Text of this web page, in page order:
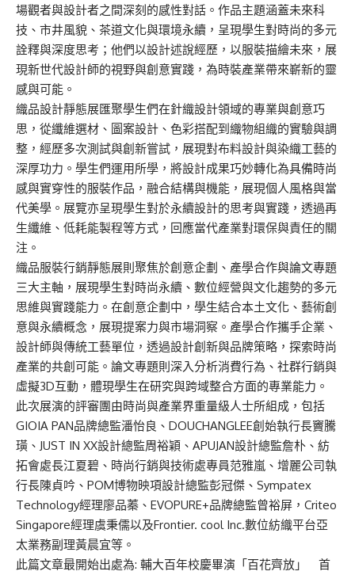
場觀者與設計者之間深刻的感性對話。作品主題涵蓋未來科
技、市井風貌、茶道文化與環境永續，呈現學生對時尚的多元
詮釋與深度思考；他們以設計述說經歷，以服裝描繪未來，展
現新世代設計師的視野與創意實踐，為時裝產業帶來嶄新的靈
感與可能。
織品設計靜態展匯聚學生們在針織設計領域的專業與創意巧
思，從纖維選材、圖案設計、色彩搭配到織物組織的實驗與調
整，經歷多次測試與創新嘗試，展現對布料設計與染織工藝的
深厚功力。學生們運用所學，將設計成果巧妙轉化為具備時尚
感與實穿性的服裝作品，融合結構與機能，展現個人風格與當
代美學。展覽亦呈現學生對於永續設計的思考與實踐，透過再
生纖維、低耗能製程等方式，回應當代產業對環保與責任的關
注。
織品服裝行銷靜態展則聚焦於創意企劃、產學合作與論文專題
三大主軸，展現學生對時尚永續、數位經營與文化趨勢的多元
思維與實踐能力。在創意企劃中，學生結合本土文化、藝術創
意與永續概念，展現提案力與市場洞察。產學合作攜手企業、
設計師與傳統工藝單位，透過設計創新與品牌策略，探索時尚
產業的共創可能。論文專題則深入分析消費行為、社群行銷與
虛擬3D互動，體現學生在研究與跨域整合方面的專業能力。
此次展演的評審團由時尚與產業界重量級人士所組成，包括
GIOIA PAN品牌總監潘怡良、DOUCHANGLEE創始執行長竇騰
璜、JUST IN XX設計總監周裕穎、APUJAN設計總監詹朴、紡
拓會處長江夏碧、時尚行銷與技術處專員范雅嵐、增麗公司執
行長陳貞吟、POM博物映項設計總監彭冠傑、Sympatex
Technology經理廖品蓁、EVOPURE+品牌總監曾裕屏，Criteo
Singapore經理虞秉儒以及Frontier. cool Inc.數位紡織平台亞
太業務副理黃晨宜等。
此篇文章最開始出處為: 輔大百年校慶畢演「百花齊放」 首